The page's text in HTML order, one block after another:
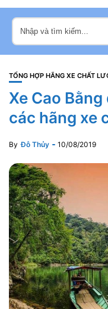
TỔNG HỢP HÃNG XE CHẤT
Xe Cao
các hãng xe
By Đỗ Thủy 10/08/2019